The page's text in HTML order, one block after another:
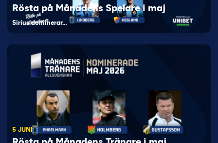
Rösta på Månadens Spelare i maj
Sirius dominerar…
5 JUNI